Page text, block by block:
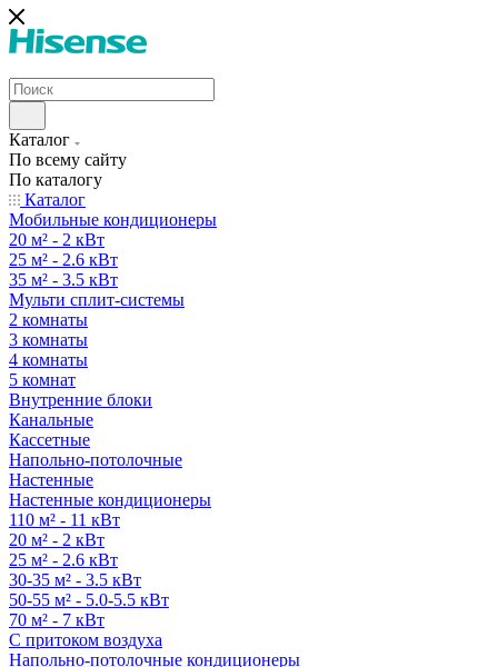
Каталог
По всему сайту
По каталогу
Каталог
Мобильные кондиционеры
20 м² - 2 кВт
25 м² - 2.6 кВт
35 м² - 3.5 кВт
Мульти сплит-системы
2 комнаты
3 комнаты
4 комнаты
5 комнат
Внутренние блоки
Канальные
Кассетные
Напольно-потолочные
Настенные
Настенные кондиционеры
110 м² - 11 кВт
20 м² - 2 кВт
25 м² - 2.6 кВт
30-35 м² - 3.5 кВт
50-55 м² - 5.0-5.5 кВт
70 м² - 7 кВт
С притоком воздуха
Напольно-потолочные кондиционеры